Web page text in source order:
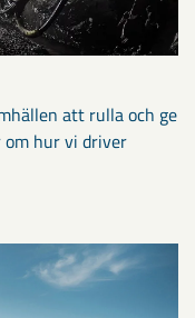
att rulla och ge
om hur vi driver